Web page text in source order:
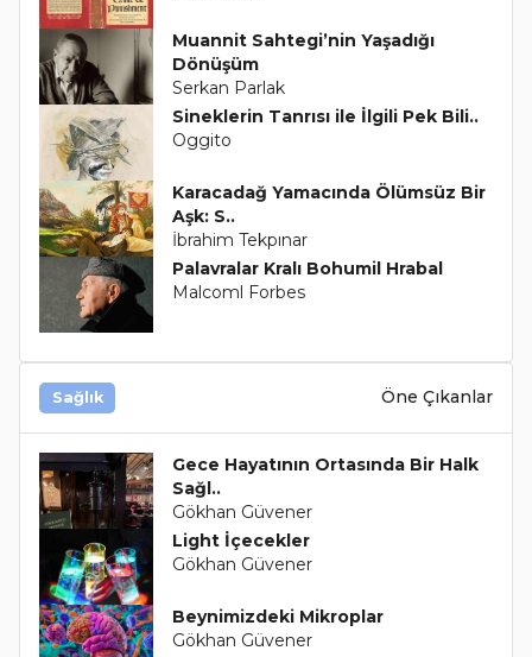
Muannit Sahtegi’nin Yaşadığı
Dönüşüm
Serkan Parlak
Sineklerin Tanrısı ile İlgili Pek Bili..
Oggito
Karacadağ Yamacında Ölümsüz Bir
Aşk: S..
İbrahim Tekpınar
Palavralar Kralı Bohumil Hrabal
Malcoml Forbes
Sağlık Öne Çıkanlar
Gece Hayatının Ortasında Bir Halk
Sağl..
Gökhan Güvener
Light İçecekler
Gökhan Güvener
Beynimizdeki Mikroplar
Gökhan Güvener